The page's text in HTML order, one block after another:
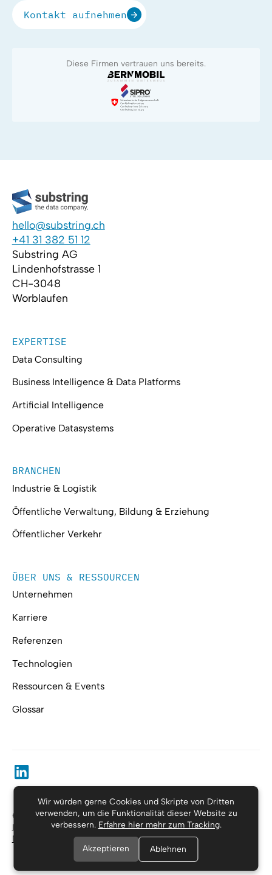
Kontakt aufnehmen
Diese Firmen vertrauen uns bereits.
hello@substring.ch
+41 31 382 51 12
Substring AG
Lindenhofstrasse 1
CH-3048
Worblaufen
EXPERTISE
Data Consulting
Business Intelligence & Data Platforms
Artificial Intelligence
Operative Datasystems
BRANCHEN
Industrie & Logistik
Öffentliche Verwaltung, Bildung & Erziehung
Öffentlicher Verkehr
ÜBER UNS & RESSOURCEN
Unternehmen
Karriere
Referenzen
Technologien
Ressourcen & Events
Glossar
© Substring, alle Rechte vorbehalten.
Impressum
Datenschutzerklärung
Wir würden gerne Cookies und Skripte von Dritten
verwenden, um die Funktionalität dieser Website zu
verbessern. Erfahre hier mehr zum Tracking.
Akzeptieren Ablehnen